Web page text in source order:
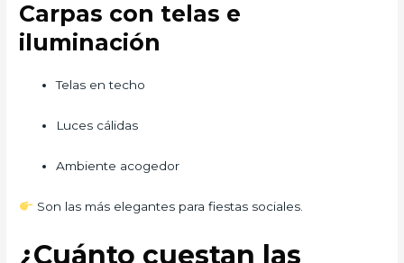
Carpas con telas e
iluminación
Telas en techo
Luces cálidas
Ambiente acogedor
Son las más elegantes para fiestas sociales.
¿Cuánto cuestan las